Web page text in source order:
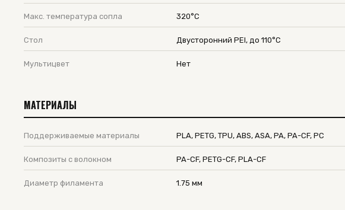
Макс. температура сопла 320°C
Стол Двусторонний PEI, до 110°C
Мультицвет Нет
МАТЕРИАЛЫ
Поддерживаемые материалы PLA, PETG, TPU, ABS, ASA, PA, PA-CF, PC
Композиты с волокном PA-CF, PETG-CF, PLA-CF
Диаметр филамента 1.75 мм